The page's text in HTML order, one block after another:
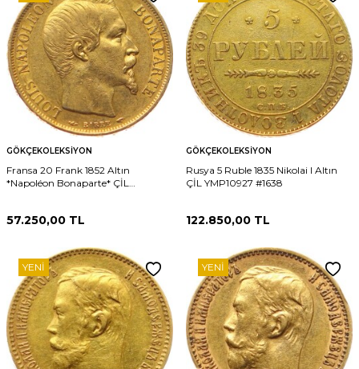
GÖKÇEKOLEKSIYON
Fransa 20 Frank 1852 Altın
*Napoléon Bonaparte* ÇİL
57.250,00 TL
GÖKÇEKOLEKSIYON
Rusya 5 Ruble 1835 Nikolai I Altın
ÇİL YMP10927 #1638
122.850,00 TL
YENI YENI